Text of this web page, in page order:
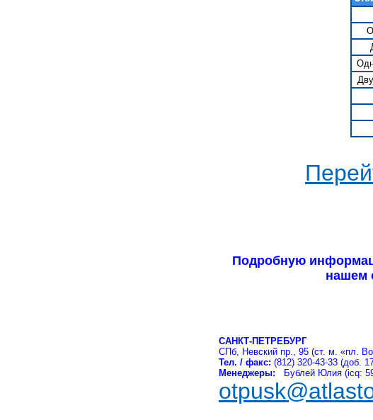
Подробную
нашем
САНКТ-ПЕТРЕБУРГ
СПб, Невский пр., 95 (ст. м. «пл.
Тел. / факс: (812) 320-43-33 (доб.
Менеджеры:
Бублей Юлия (icq: